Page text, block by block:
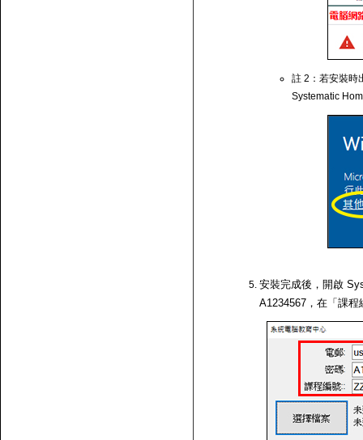
註 2：若安裝時
Systematic
安裝完成後，開啟
A1234567，在「課